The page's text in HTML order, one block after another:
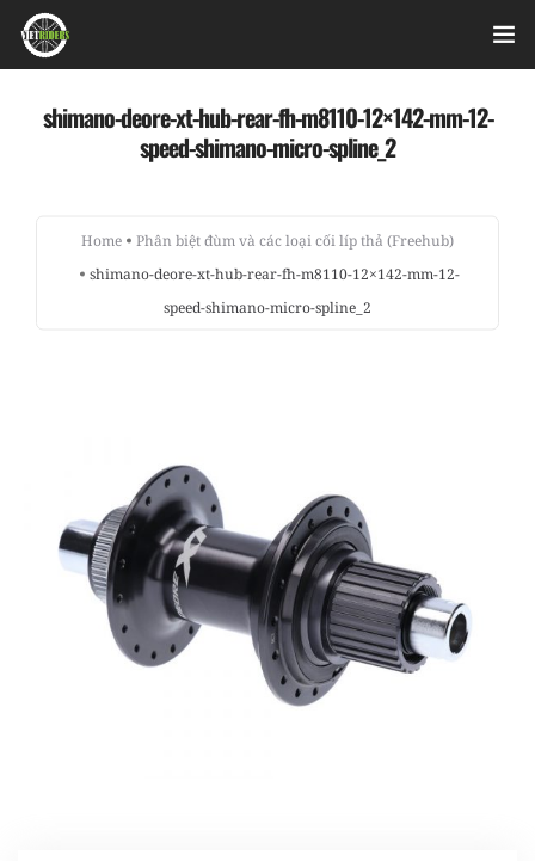
Sản phẩm
Login
Register
shimano-deore-xt-hub-rear-fh-m8110-12×142-mm-12-
speed-shimano-micro-spline_2
Home
Phân biệt đùm và các loại cối líp thả (Freehub)
shimano-deore-xt-hub-rear-fh-m8110-12×142-mm-12-
speed-shimano-micro-spline_2